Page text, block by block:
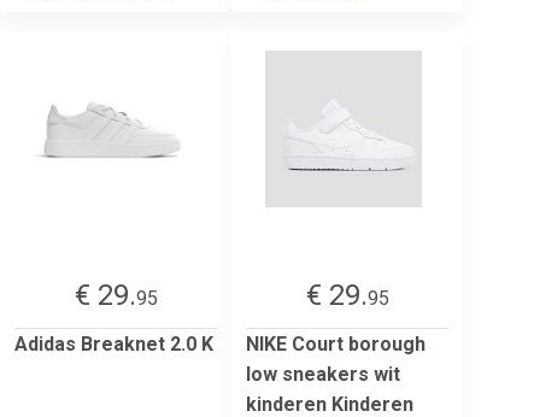
€ 29.95
Adidas Breaknet 2.0 K
€ 29.95
NIKE Court borough
low sneakers wit
kinderen Kinderen